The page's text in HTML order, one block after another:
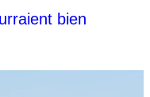
bien